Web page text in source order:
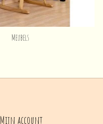
Meubels
Mijn account